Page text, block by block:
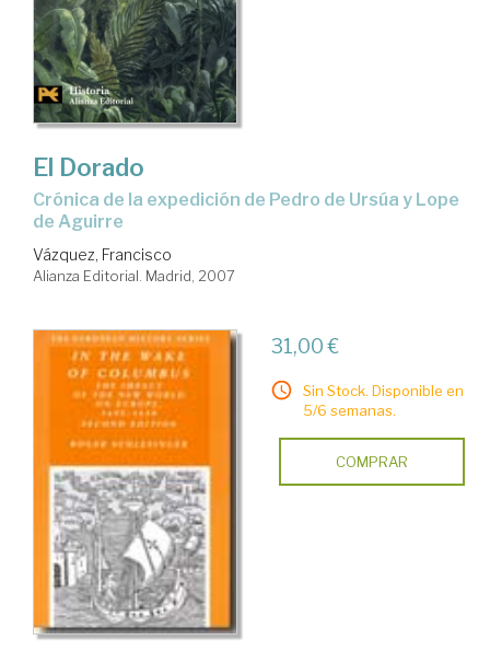
El Dorado
crónica de la expedición de Pedro de Ursúa y Lope
de Aguirre
Vázquez, Francisco
Alianza Editorial. Madrid, 2007
31,00 €
Sin Stock. Disponible en
5/6 semanas.
COMPRAR